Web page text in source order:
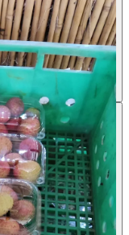
שמש מלאה + חצי